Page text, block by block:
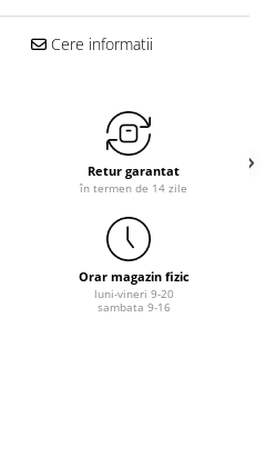
Cere informatii
Retur garantat
în termen de 14 zile
Orar magazin fizic
luni-vineri 9-20
sambata 9-16